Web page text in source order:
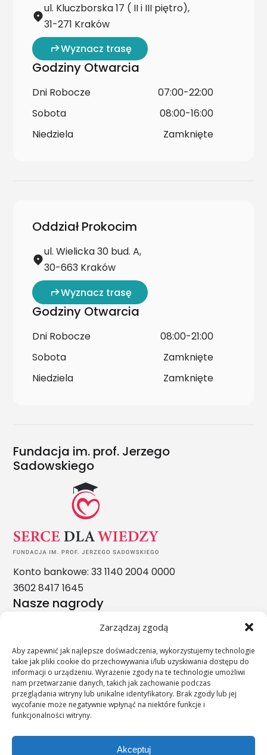
Zarządzaj zgodą
Aby zapewnić jak najlepsze doświadczenia, wykorzystujemy technologie
takie jak pliki cookie do przechowywania i/lub uzyskiwania dostępu do
informacji o urządzeniu. Wyrażenie zgody na te technologie umożliwi
nam przetwarzanie danych, takich jak zachowanie podczas
przeglądania witryny lub unikalne identyfikatory. Brak zgody lub jej
wycofanie może negatywnie wpłynąć na niektóre funkcje i
funkcjonalności witryny.
Akceptuj
ul. Kluczborska 17 ( II i III piętro),
31-271 Kraków
Wyznacz trasę
Godziny Otwarcia
Dni Robocze
07:00-22:00
Sobota
08:00-16:00
Niedziela
Zamknięte
Oddział Prokocim
ul. Wielicka 30 bud. A,
30-663 Kraków
Wyznacz trasę
Godziny Otwarcia
Dni Robocze
08:00-21:00
Sobota
Zamknięte
Niedziela
Zamknięte
Fundacja im. prof. Jerzego
Sadowskiego
Konto bankowe: 33 1140 2004 0000
3602 8417 1645
Nasze nagrody